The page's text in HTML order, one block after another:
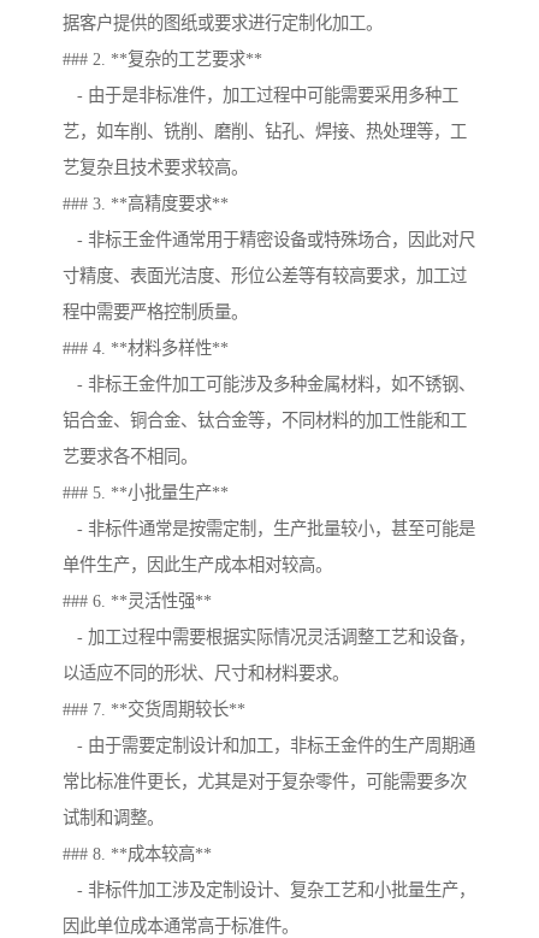
据客户提供的图纸或要求进行定制化加工。
### 2. **复杂的工艺要求**
- 由于是非标准件，加工过程中可能需要采用多种工
艺，如车削、铣削、磨削、钻孔、焊接、热处理等，工
艺复杂且技术要求较高。
### 3. **高精度要求**
- 非标王金件通常用于精密设备或特殊场合，因此对尺
寸精度、表面光洁度、形位公差等有较高要求，加工过
程中需要严格控制质量。
### 4. **材料多样性**
- 非标王金件加工可能涉及多种金属材料，如不锈钢、
铝合金、铜合金、钛合金等，不同材料的加工性能和工
艺要求各不相同。
### 5. **小批量生产**
- 非标件通常是按需定制，生产批量较小，甚至可能是
单件生产，因此生产成本相对较高。
### 6. **灵活性强**
- 加工过程中需要根据实际情况灵活调整工艺和设备，
以适应不同的形状、尺寸和材料要求。
### 7. **交货周期较长**
- 由于需要定制设计和加工，非标王金件的生产周期通
常比标准件更长，尤其是对于复杂零件，可能需要多次
试制和调整。
### 8. **成本较高**
- 非标件加工涉及定制设计、复杂工艺和小批量生产，
因此单位成本通常高于标准件。